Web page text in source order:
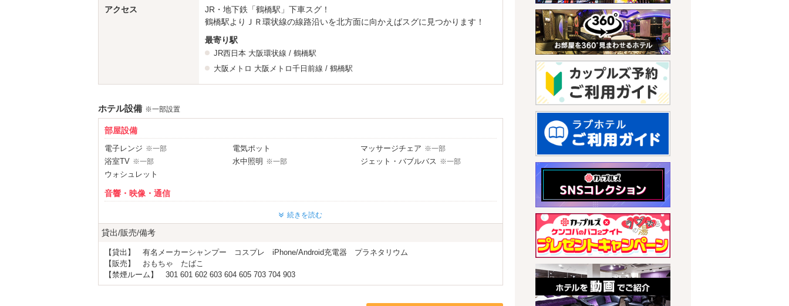
アクセス
JR・地下鉄「鶴橋駅」下車スグ！
鶴橋駅よりＪＲ環状線の線路沿いを北方面に向かえばスグに見つかります！
最寄り駅
JR西日本 大阪環状線 / 鶴橋駅
大阪メトロ 大阪メトロ千日前線 / 鶴橋駅
ホテル設備 ※一部設置
部屋設備
電子レンジ ※一部 電気ポット マッサージチェア ※一部
浴室TV ※一部 水中照明 ※一部 ジェット・バブルバス ※一部
ウォシュレット
音響・映像・通信
iPhone充電器 ※一部 DVDプレーヤー ※一部 クロームキャスト
セレクトシャンプー
電気マッサージ器
※一部 コスプレ
続きを読む
貸出/販売/備考
【貸出】 有名メーカーシャンプー コスプレ iPhone/Android充電器 プラネタリウム
【販売】 おもちゃ たばこ
【禁煙ルーム】 301 601 602 603 604 605 703 704 903